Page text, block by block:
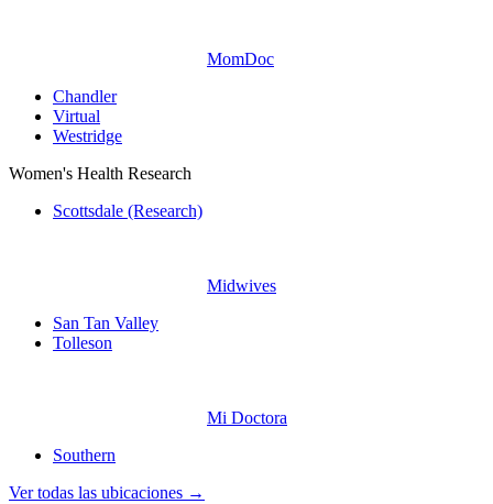
MomDoc
Chandler
Virtual
Westridge
Women's Health Research
Scottsdale (Research)
Midwives
San Tan Valley
Tolleson
Mi Doctora
Southern
Ver todas las ubicaciones →